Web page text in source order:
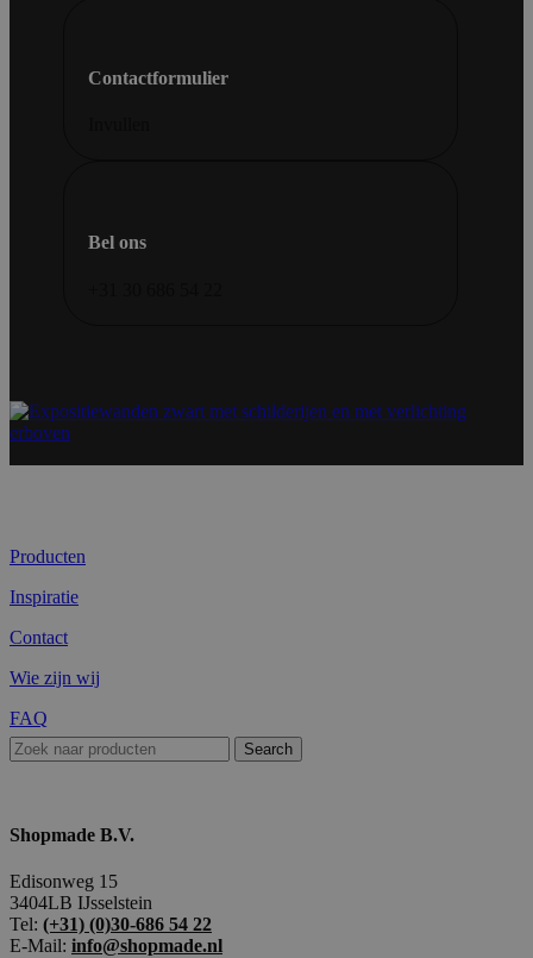
Contactformulier
Bel ons
Producten
Inspiratie
Contact
Wie zijn wij
FAQ
Search
Shopmade B.V.
Edisonweg 15
3404LB IJsselstein
Tel: (+31) (0)30-686 54 22
E-Mail: info@shopmade.nl